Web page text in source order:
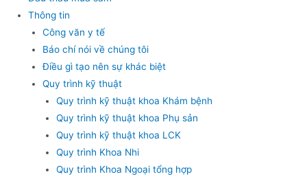
Thông tin
Công văn y tế
Báo chí nói về chúng tôi
Điều gì tạo nên sự khác biệt
Quy trình kỹ thuật
Quy trình kỹ thuật khoa Khám bệnh
Quy trình kỹ thuật khoa Phụ sản
Quy trình kỹ thuật khoa LCK
Quy trình Khoa Nhi
Quy trình Khoa Ngoại tổng hợp